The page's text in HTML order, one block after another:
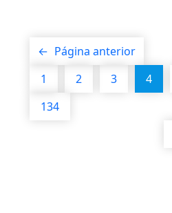
← Página anterior
1
2 3 4
134